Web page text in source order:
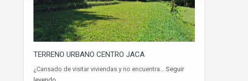
TERRENO URBANO CENTRO JACA
¿Cansado de visitar viviendas y no encuentra… Seguir